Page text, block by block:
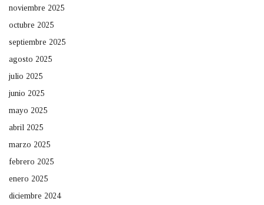
noviembre 2025
octubre 2025
septiembre 2025
agosto 2025
julio 2025
junio 2025
mayo 2025
abril 2025
marzo 2025
febrero 2025
enero 2025
diciembre 2024